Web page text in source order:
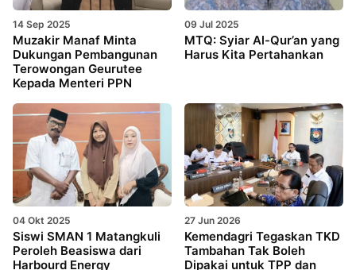
14 Sep 2025
Muzakir Manaf Minta
Dukungan Pembangunan
Terowongan Geurutee
Kepada Menteri PPN
09 Jul 2025
MTQ: Syiar Al-Qur’an yang
Harus Kita Pertahankan
04 Okt 2025
Siswi SMAN 1 Matangkuli
Peroleh Beasiswa dari
Harbourd Energy
27 Jun 2026
Kemendagri Tegaskan TKD
Tambahan Tak Boleh
Dipakai untuk TPP dan